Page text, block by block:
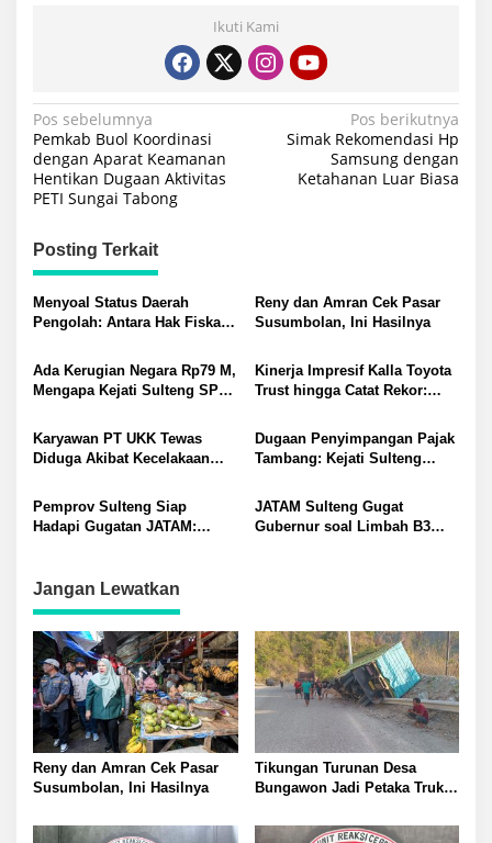
Ikuti Kami
Navigasi
pos
Pos sebelumnya
Pemkab Buol Koordinasi
dengan Aparat Keamanan
Hentikan Dugaan Aktivitas
PETI Sungai Tabong
Pos berikutnya
Simak Rekomendasi Hp
Samsung dengan
Ketahanan Luar Biasa
Posting Terkait
Menyoal Status Daerah
Pengolah: Antara Hak Fiskal
Morowali-Morut
Reny dan Amran Cek Pasar
Susumbolan, Ini Hasilnya
Ada Kerugian Negara Rp79 M,
Mengapa Kejati Sulteng SP3
Dorong Kejagung Ambil Alih
Kinerja Impresif Kalla Toyota
Trust hingga Catat Rekor:
Baru Meningkat
Karyawan PT UKK Tewas
Diduga Akibat Kecelakaan
Anak yang Masih TK
Dugaan Penyimpangan Pajak
Tambang: Kejati Sulteng
sebagai Tersangka
Pemprov Sulteng Siap
Hadapi Gugatan JATAM:
B3 PT QMB dan Berkah
Morowali Sejahtera
JATAM Sulteng Gugat
Gubernur soal Limbah B3
Jangan Lewatkan
Reny dan Amran Cek Pasar
Susumbolan, Ini Hasilnya
Tikungan Turunan Desa
Bungawon Jadi Petaka Truk
Terperosok dan Rusak Berat